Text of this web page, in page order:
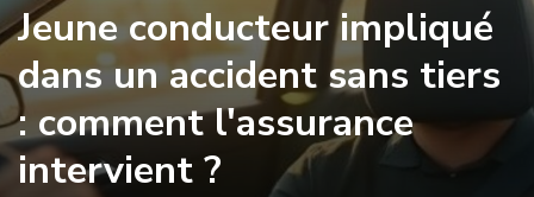
Jeune conducteur impliqué
dans un accident sans tiers
: comment l'assurance
intervient ?